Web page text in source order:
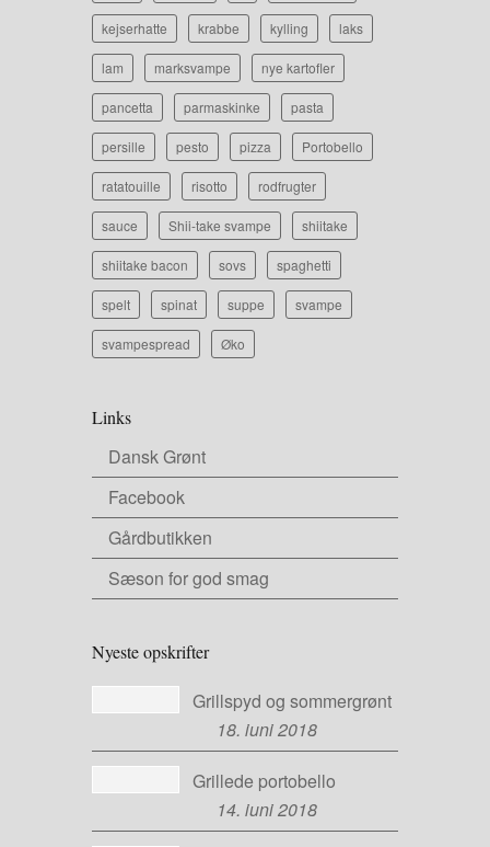
kejserhatte krabbe kylling laks
lam marksvampe nye kartofler
pancetta parmaskinke pasta
persille pesto pizza Portobello
ratatouille risotto rodfrugter
sauce Shii-take svampe shiitake
shiitake bacon sovs spaghetti
spelt spinat suppe svampe
svampespread Øko
Links
Dansk Grønt
Facebook
Gårdbutikken
Sæson for god smag
Nyeste opskrifter
Grillspyd og sommergrønt
18. juni 2018
Grillede portobello
14. juni 2018